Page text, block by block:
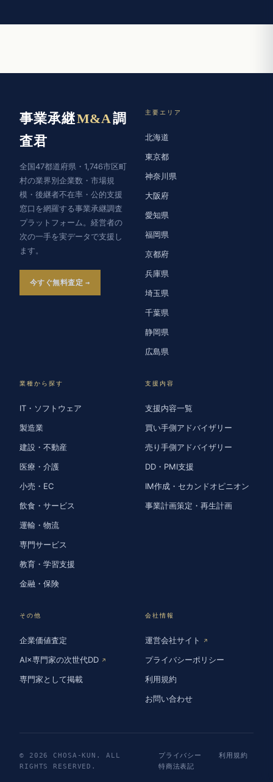
事業承継M&A調
査君
全国47都道府県・1,746市区町
村の業界別企業数・市場規
模・後継者不在率・公的支援
窓口を網羅する事業承継調査
プラットフォーム。経営者の
次の一手を実データで支援し
ます。
今すぐ無料査定
主要エリア
北海道
東京都
神奈川県
大阪府
愛知県
福岡県
京都府
兵庫県
埼玉県
千葉県
静岡県
広島県
業種から探す
IT・ソフトウェア
製造業
建設・不動産
医療・介護
小売・EC
飲食・サービス
運輸・物流
専門サービス
教育・学習支援
金融・保険
支援内容
支援内容一覧
買い手側アドバイザリー
売り手側アドバイザリー
DD・PMI支援
IM作成・セカンドオピニオン
事業計画策定・再生計画
その他
企業価値査定
AI×専門家の次世代DD ↗
専門家として掲載
会社情報
運営会社サイト ↗
プライバシーポリシー
利用規約
お問い合わせ
© 2026 CHOSA-KUN. ALL
RIGHTS RESERVED.
プライバシー
利用規約
特商法表記